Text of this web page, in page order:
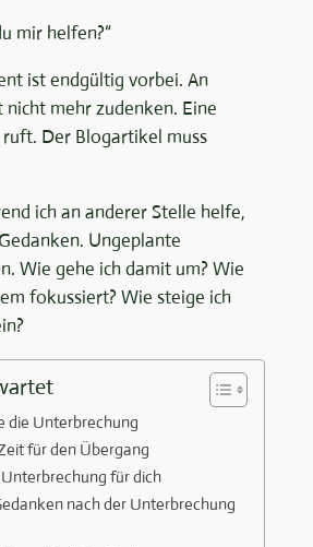
mir helfen?“
ist endgültig vorbei. An
mehr zudenken. Eine
Der Blogartikel muss
ich an anderer Stelle helfe,
Ungeplante
Wie gehe ich damit um? Wie
fokussiert? Wie steige ich
die Unterbrechung
für den Übergang
für dich
nach der Unterbrechung